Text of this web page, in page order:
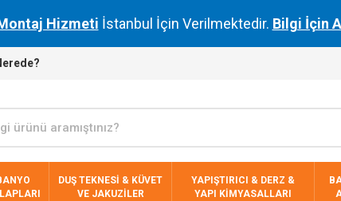
Hizmeti İstanbul İçin Verilmektedir. Bilgi İçin
DUŞ TEKNESİ & KÜVET
VE JAKUZİLER
YAPIŞTIRICI & DERZ &
YAPI KİMYASALLARI